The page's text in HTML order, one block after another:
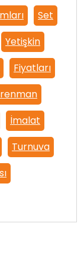
Set
Yetişkin
Fiyatları
İmalat
Turnuva